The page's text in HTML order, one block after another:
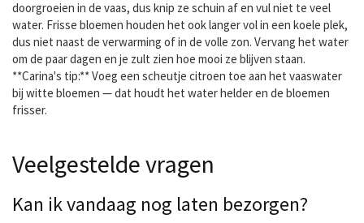
doorgroeien in de vaas, dus knip ze schuin af en vul niet te veel
water. Frisse bloemen houden het ook langer vol in een koele plek,
dus niet naast de verwarming of in de volle zon. Vervang het water
om de paar dagen en je zult zien hoe mooi ze blijven staan.
**Carina's tip:** Voeg een scheutje citroen toe aan het vaaswater
bij witte bloemen — dat houdt het water helder en de bloemen
frisser.
Veelgestelde vragen
Kan ik vandaag nog laten bezorgen?